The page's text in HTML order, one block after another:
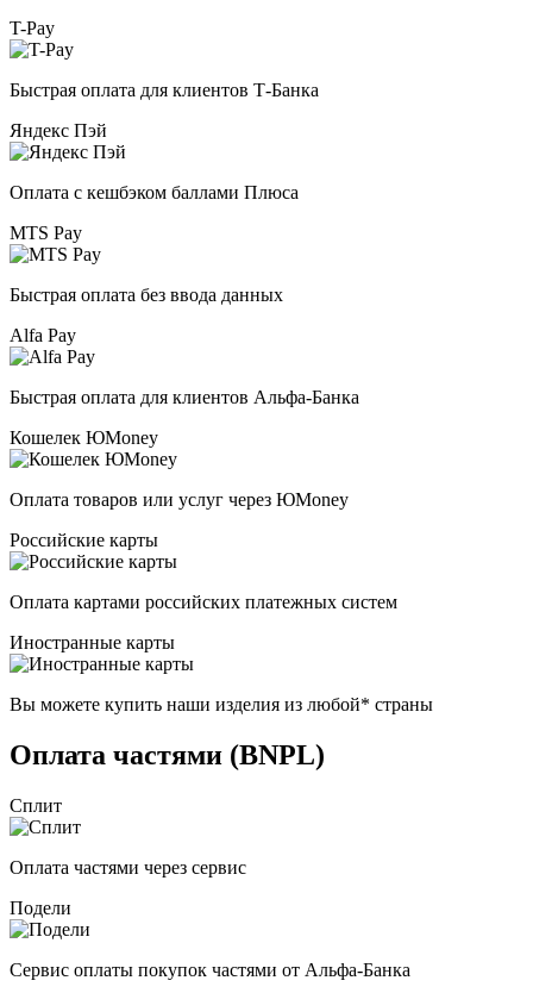
T-Pay
Быстрая оплата для клиентов Т-Банка
Яндекс Пэй
Оплата с кешбэком баллами Плюса
MTS Pay
Быстрая оплата без ввода данных
Alfa Pay
Быстрая оплата для клиентов Альфа-Банка
Кошелек ЮMoney
Оплата товаров или услуг через ЮMoney
Российские карты
Оплата картами российских платежных систем
Иностранные карты
Вы можете купить наши изделия из любой* страны
Оплата частями (BNPL)
Сплит
Оплата частями через сервис
Подели
Сервис оплаты покупок частями от Альфа-Банка